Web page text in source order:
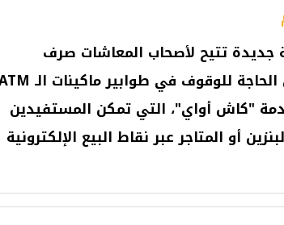
جديدة تتيح لأصحاب المعاشات صرف
"كاش أواي"، التي تمكن المستفيدين
أو المتاجر عبر نقاط البيع الإلكترونية